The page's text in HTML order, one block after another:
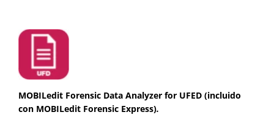
MOBILedit Forensic Data Analyzer for UFED (incluido
con MOBILedit Forensic Express).